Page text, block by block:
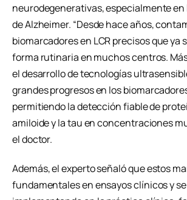
neurodegenerativas, especialmente
de Alzheimer. “Desde hace años,
biomarcadores en LCR precisos que ya
forma rutinaria en muchos centros.
el desarrollo de tecnologías
grandes progresos en los
permitiendo la detección fiable de
amiloide y la tau en concentraciones
el doctor.
Además, el experto señaló que estos
fundamentales en ensayos clínicos y